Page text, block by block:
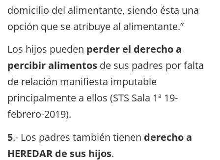
domicilio del alimentante, siendo ésta una
opción que se atribuye al alimentante.”
Los hijos pueden perder el derecho a
percibir alimentos de sus padres por falta
de relación manifiesta imputable
principalmente a ellos (STS Sala 1ª 19-
febrero-2019).
5.- Los padres también tienen derecho a
HEREDAR de sus hijos.